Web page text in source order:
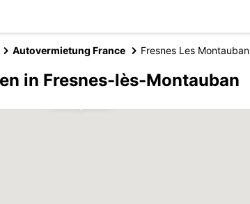
Autovermietung France Fresnes Les Montauban
in Fresnes-lès-Montauban